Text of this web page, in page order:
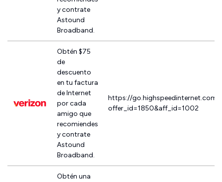
y contrate
Astound
Broadband.
Obtén $75
de
descuento
en tu factura
de Internet
por cada
amigo que
recomiendes
y contrate
Astound
Broadband.
https://go.highspeedinternet.com/
offer_id=1850&aff_id=1002
Obtén una